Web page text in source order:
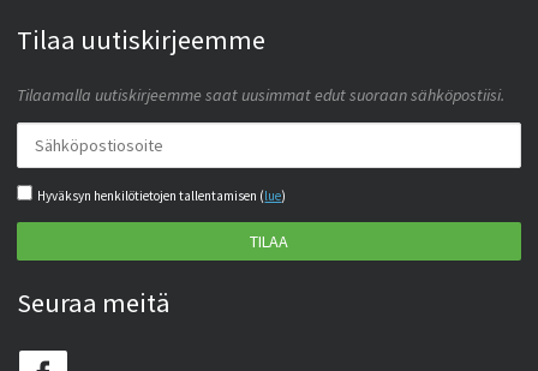
Tilaa uutiskirjeemme
Tilaamalla uutiskirjeemme saat uusimmat edut suoraan sähköpostiisi.
Hyväksyn henkilötietojen tallentamisen (lue)
TILAA
Seuraa meitä